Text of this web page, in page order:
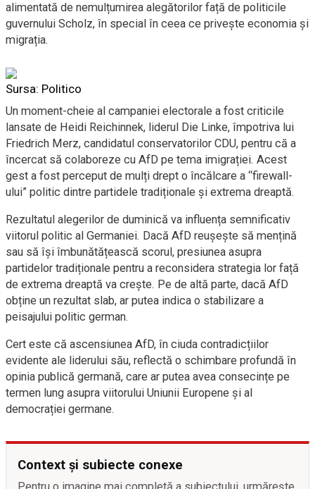
alimentată de nemulțumirea alegătorilor față de politicile
guvernului Scholz, în special în ceea ce privește economia și
migrația.
Sursa: Politico
Un moment-cheie al campaniei electorale a fost criticile
lansate de Heidi Reichinnek, liderul Die Linke, împotriva lui
Friedrich Merz, candidatul conservatorilor CDU, pentru că a
încercat să colaboreze cu AfD pe tema imigrației. Acest
gest a fost perceput de mulți drept o încălcare a “firewall-
ului” politic dintre partidele tradiționale și extrema dreaptă.
Rezultatul alegerilor de duminică va influența semnificativ
viitorul politic al Germaniei. Dacă AfD reușește să mențină
sau să își îmbunătățească scorul, presiunea asupra
partidelor tradiționale pentru a reconsidera strategia lor față
de extrema dreaptă va crește. Pe de altă parte, dacă AfD
obține un rezultat slab, ar putea indica o stabilizare a
peisajului politic german.
Cert este că ascensiunea AfD, în ciuda contradicțiilor
evidente ale liderului său, reflectă o schimbare profundă în
opinia publică germană, care ar putea avea consecințe pe
termen lung asupra viitorului Uniunii Europene și al
democrației germane.
Context și subiecte conexe